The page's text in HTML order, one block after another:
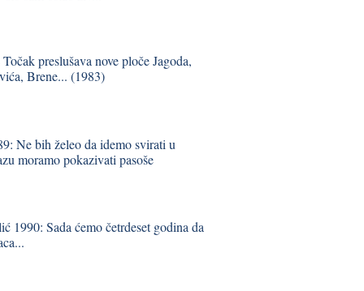
preslušava nove ploče Jagoda,
Brene... (1983)
Ne bih želeo da idemo svirati u
moramo pokazivati pasoše
1990: Sada ćemo četrdeset godina da